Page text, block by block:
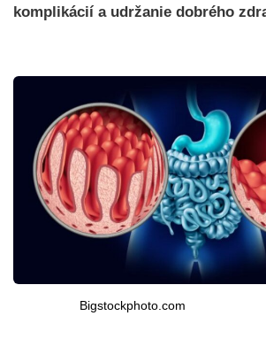
komplikácií a udržanie dobrého
Bigstockphoto.com